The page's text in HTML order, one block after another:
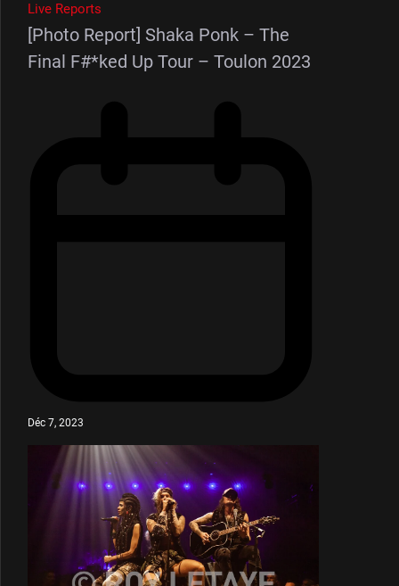
Live Reports
[Photo Report] Shaka Ponk – The
Final F#*ked Up Tour – Toulon 2023
Déc 7, 2023